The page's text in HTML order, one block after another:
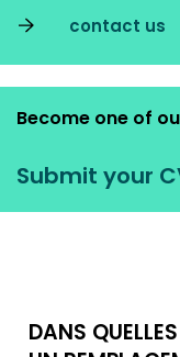
contact us
Become one of
Submit your
DANS